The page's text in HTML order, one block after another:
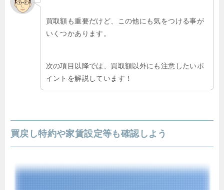
買取額も重要だけど、この他にも気をつける事が
いくつかあります。
次の項目以降では、買取額以外にも注意したいポ
イントを解説しています！
買戻し特約や家賃設定等も確認しよう